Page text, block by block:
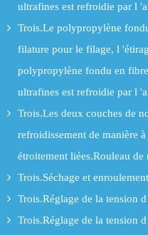
ultrafines est refroidie par l
Trois.Le polypropylène
filature pour le filage, l
polypropylène fondu en
ultrafines est refroidie par l
Trois.Les deux couches de
refroidissement de manière
étroitement liées.Rouleau de
Trois.Séchage et enroulement
Trois.Réglage de la tension
Trois.Réglage de la tension